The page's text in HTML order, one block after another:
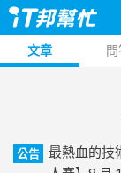
文章
公告
最熱血的技